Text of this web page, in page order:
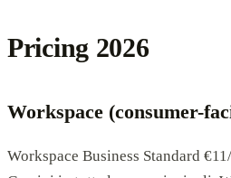
Pricing 2026
Workspace (consumer-
Workspace Business Standard